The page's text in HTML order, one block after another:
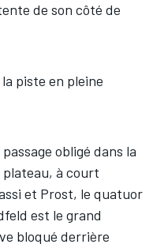
de son côté de
piste en pleine
obligé dans la
à court
et Prost, le quatuor
est le grand
bloqué derrière